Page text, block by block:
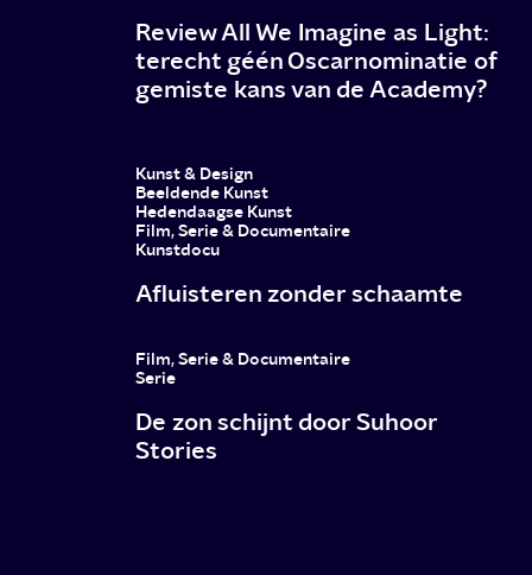
Review All We Imagine as Light:
terecht géén Oscarnominatie of
gemiste kans van de Academy?
Kunst & Design
Beeldende Kunst
Hedendaagse Kunst
Film, Serie & Documentaire
Kunstdocu
Afluisteren zonder schaamte
Film, Serie & Documentaire
Serie
De zon schijnt door Suhoor
Stories